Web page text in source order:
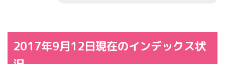
2017年9月12日現在のインデックス状